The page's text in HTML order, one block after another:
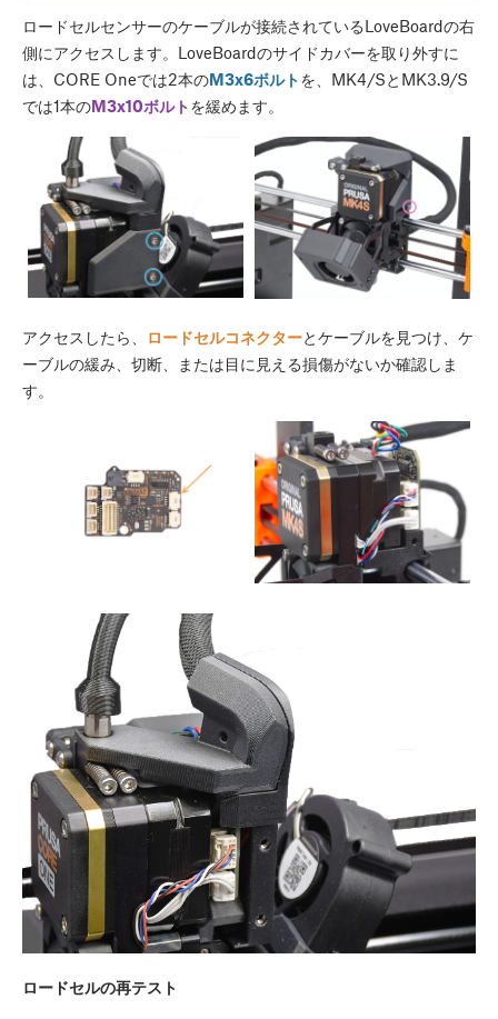
ロードセルセンサーのケーブルが接続されているLoveBoardの右
側にアクセスします。LoveBoardのサイドカバーを取り外すに
は、CORE Oneでは2本のM3x6ボルトを、MK4/SとMK3.9/S
では1本のM3x10ボルトを緩めます。
アクセスしたら、 ロードセルコネクターとケーブルを見つけ、ケ
ーブルの緩み、切断、または目に見える損傷がないか確認しま
す。
ロードセルの再テスト